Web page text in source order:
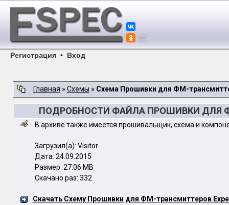
Регистрация • Вход
Главная » Схемы » Схема Прошивки для ФМ-
ПОДРОБНОСТИ ФАЙЛА ПРОШИВКИ ДЛЯ
В архиве также имеется прошивальщик, схема и
Загрузил(а): Visitor
Дата: 24.09.2015
Размер: 27.06 MB
Скачано раз: 332
Скачать Схему Прошивки для ФМ-трансмиттеров